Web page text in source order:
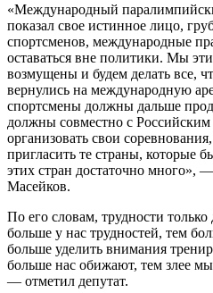
«Международный
показал свое истинное лицо,
спортсменов, международные
оставаться вне политики. Мы
возмущены и будем делать все,
вернулись на международную
спортсмены должны дальше
должны совместно с
организовать свои
пригласить те страны, которые
этих стран достаточно много»,
Масейков.
По его словам, трудности
больше у нас трудностей, тем
больше уделить внимания
больше нас обижают, тем злее
— отметил депутат.